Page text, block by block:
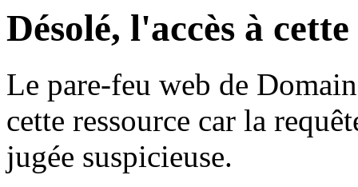
Désolé, l'accès à
Le pare-feu web de
cette ressource car la
jugée suspicieuse.